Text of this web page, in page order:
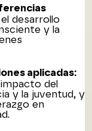
desarrollo
y la
aplicadas:
del
y la juventud, y
en